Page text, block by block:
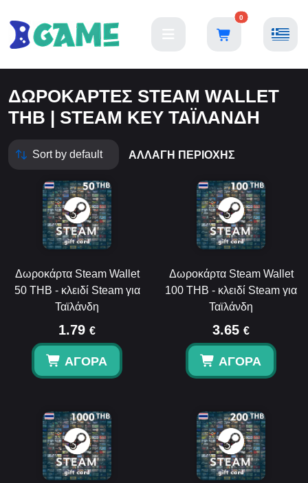
0
ΔΩΡΟΚΆΡΤΕΣ STEAM WALLET
THB | STEAM KEY ΤΑΪΛΆΝΔΗ
ΑΛΛΑΓΉ ΠΕΡΙΟΧΉΣ
Δωροκάρτα Steam Wallet
50 THB - κλειδί Steam για
Ταϊλάνδη
1.79 €
ΑΓΟΡΆ
Δωροκάρτα Steam Wallet
100 THB - κλειδί Steam για
Ταϊλάνδη
3.65 €
ΑΓΟΡΆ